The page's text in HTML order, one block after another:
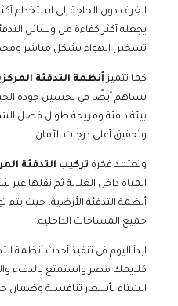
الغرف دون الحاجة إلى استخدام
يجعله أكثر كفاءة من وسائل
تسخين الهواء بشكل مباشر
كما تتميز أنظمة التدفئة
تساهم أيضًا في تحسين جودة
بيئة دافئة ومريحة طوال فصل
وتحقيق أعلى درجات الأمان.
وتعتمد فكرة تركيب التدفئة
المياه داخل الغلاية ثم نقلها عبر
أنظمة التدفئة الأرضية، حيث يتم
جميع المساحات الداخلية.
ابدأ اليوم في تنفيذ أحدث أنظمة
كلايمك مصر واستمتع بالدفء
الشتاء بأسعار تنافسية وضمان